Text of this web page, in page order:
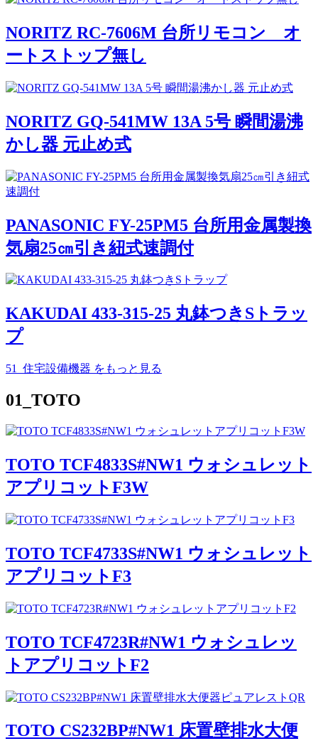
NORITZ RC-7606M 台所リモコン オ
ートストップ無し
NORITZ GQ-541MW 13A 5号 瞬間湯沸
かし器 元止め式
PANASONIC FY-25PM5 台所用金属製換
気扇25㎝引き紐式速調付
KAKUDAI 433-315-25 丸鉢つきSトラッ
プ
51_住宅設備機器 をもっと見る
01_TOTO
TOTO TCF4833S#NW1 ウォシュレット
アプリコットF3W
TOTO TCF4733S#NW1 ウォシュレット
アプリコットF3
TOTO TCF4723R#NW1 ウォシュレッ
トアプリコットF2
TOTO CS232BP#NW1 床置壁排水大便